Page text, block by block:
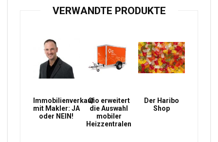
VERWANDTE PRODUKTE
Immobilienverkauf
mit Makler: JA
oder NEIN!
Qio erweitert
die Auswahl
mobiler
Heizzentralen
Der Haribo
Shop